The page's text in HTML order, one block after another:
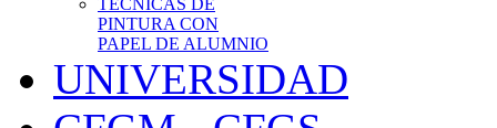
PINTURA CON
PAPEL DE ALUMNIO
UNIVERSIDAD